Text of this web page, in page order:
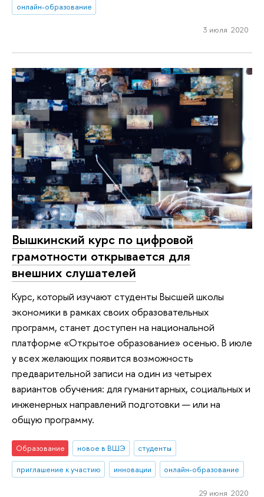
онлайн-образование
3 июля 2020
Вышкинский курс по цифровой
грамотности открывается для
внешних слушателей
Курс, который изучают студенты Высшей школы
экономики в рамках своих образовательных
программ, станет доступен на национальной
платформе «Открытое образование» осенью. В июле
у всех желающих появится возможность
предварительной записи на один из четырех
вариантов обучения: для гуманитарных, социальных и
инженерных направлений подготовки — или на
общую программу.
Образование новое в ВШЭ
студенты
приглашение к участию
инновации онлайн-образование
29 июня 2020